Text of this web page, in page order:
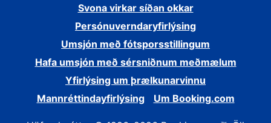
Svona virkar síðan okkar
Persónuverndaryfirlýsing
Umsjón með fótsporsstillingum
Hafa umsjón með sérsniðnum meðmælum
Yfirlýsing um þrælkunarvinnu
Mannréttindayfirlýsing
Um Booking.com